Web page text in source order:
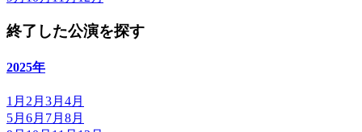
終了した公演を探す
2025年
1月 2月 3月 4月
5月 6月 7月 8月